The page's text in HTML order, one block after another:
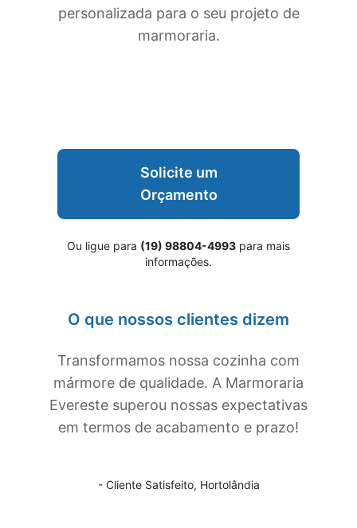
personalizada para o seu projeto de
marmoraria.
Solicite um
Orçamento
Ou ligue para (19) 98804-4993 para mais
informações.
O que nossos clientes dizem
Transformamos nossa cozinha com
mármore de qualidade. A Marmoraria
Evereste superou nossas expectativas
em termos de acabamento e prazo!
- Cliente Satisfeito, Hortolândia